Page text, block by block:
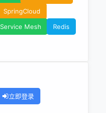
SpringCloud
Service Mesh
Redis
立即登录